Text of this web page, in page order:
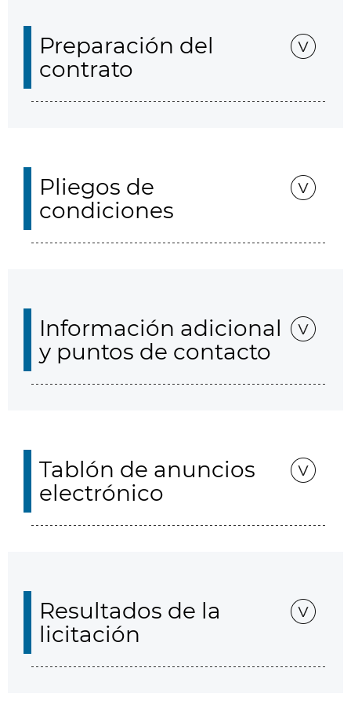
Preparación del
contrato
Pliegos de
condiciones
Información adicional
y puntos de contacto
Tablón de anuncios
electrónico
Resultados de la
licitación